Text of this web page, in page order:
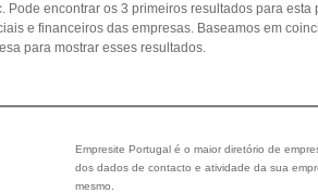
Pode encontrar os 3 primeiros resultados para esta
e financeiros das empresas. Baseamos em
para mostrar esses resultados.
Empresite Portugal é o maior diretório de
dos dados de contacto e atividade da sua
mesmo.